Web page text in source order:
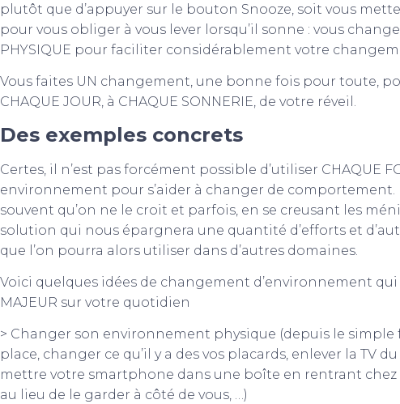
plutôt que d’appuyer sur le bouton Snooze, soit vous
pour vous obliger à vous lever lorsqu’il sonne : vous
PHYSIQUE pour faciliter considérablement votre
Vous faites UN changement, une bonne fois pour toute,
CHAQUE JOUR, à CHAQUE SONNERIE, de votre réveil.
Des exemples concrets
Certes, il n’est pas forcément possible d’utiliser CHAQUE
environnement pour s’aider à changer de comportement.
souvent qu’on ne le croit et parfois, en se creusant les
solution qui nous épargnera une quantité d’efforts et
que l’on pourra alors utiliser dans d’autres domaines.
Voici quelques idées de changement d’environnement
MAJEUR sur votre quotidien
> Changer son environnement physique (depuis le
place, changer ce qu’il y a des vos placards, enlever la TV
mettre votre smartphone dans une boîte en rentrant chez
au lieu de le garder à côté de vous, …)